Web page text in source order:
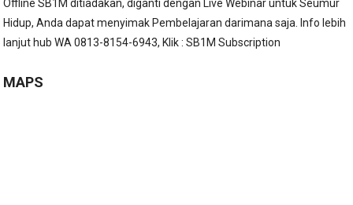
Offline SB1M ditiadakan, diganti dengan Live Webinar untuk Seumur
Hidup, Anda dapat menyimak Pembelajaran darimana saja. Info lebih
lanjut hub WA 0813-8154-6943, Klik :SB1M Subscription
MAPS